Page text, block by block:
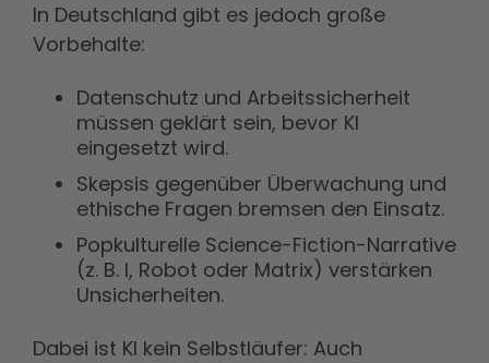
In Deutschland gibt es jedoch große
Vorbehalte:
Datenschutz und Arbeitssicherheit
müssen geklärt sein, bevor KI
eingesetzt wird.
Skepsis gegenüber Überwachung und
ethische Fragen bremsen den Einsatz.
Popkulturelle Science-Fiction-Narrative
(z. B. I, Robot oder Matrix) verstärken
Unsicherheiten.
Dabei ist KI kein Selbstläufer: Auch